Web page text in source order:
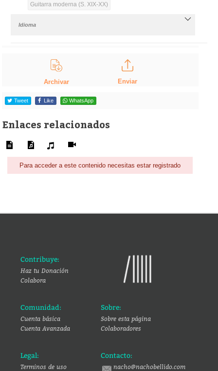
Guitarra moderna (S. XIX-XX)
Idioma
Archivar Enviar
Tweet Like WhatsApp
Enlaces relacionados
Para acceder a este contenido necesitas estar registrado
Contribuye:
Haz tu Donación
Colabora
Comunidad:
Cuenta básica
Cuenta Avanzada
Sobre:
Sobre esta página
Colaboradores
Legal:
Terminos de uso
Contacto:
nacho@nachobellido.com